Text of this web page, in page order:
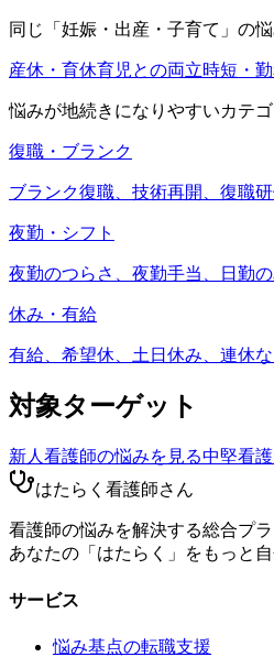
同じ「 妊娠・出産・子育て 」の
産休・育休育児との両立時短・
悩みが地続きになりやすいカテゴ
復職・ブランク
ブランク復職、技術再開、復職
夜勤・シフト
夜勤のつらさ、夜勤手当、日勤
休み・有給
有給、希望休、土日休み、連休な
対象ターゲット
新人看護師の悩みを見る中堅看
はたらく看護師さん
看護師の悩みを解決する総合プラ
あなたの「はたらく」をもっと
サービス
悩み基点の転職支援